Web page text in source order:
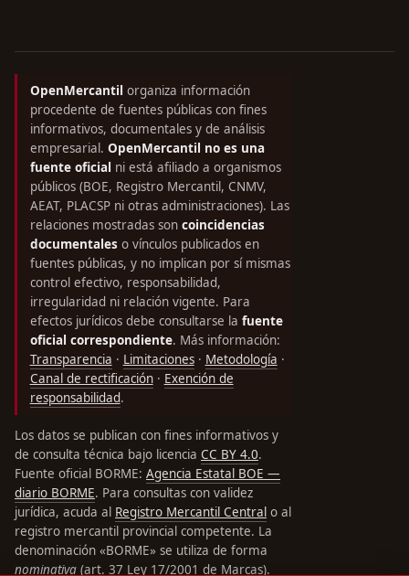
OpenMercantil organiza información
procedente de fuentes públicas con fines
informativos, documentales y de análisis
empresarial. OpenMercantil no es una
fuente oficial ni está afiliado a organismos
públicos (BOE, Registro Mercantil, CNMV,
AEAT, PLACSP ni otras administraciones). Las
relaciones mostradas son coincidencias
documentaleso vínculos publicados en
fuentes públicas, y no implican por sí mismas
control efectivo, responsabilidad,
irregularidad ni relación vigente. Para
efectos jurídicos debe consultarse la fuente
oficial correspondiente. Más información:
Transparencia · Limitaciones· Metodología ·
Canal de rectificación· Exención de
responsabilidad.
Los datos se publican con fines informativos y
de consulta técnica bajo licencia CC BY 4.0.
Fuente oficial BORME: Agencia Estatal BOE —
diario BORME. Para consultas con validez
jurídica, acuda al Registro Mercantil Central o al
registro mercantil provincial competente. La
denominación «BORME» se utiliza de forma
nominativa (art. 37 Ley 17/2001 de Marcas).